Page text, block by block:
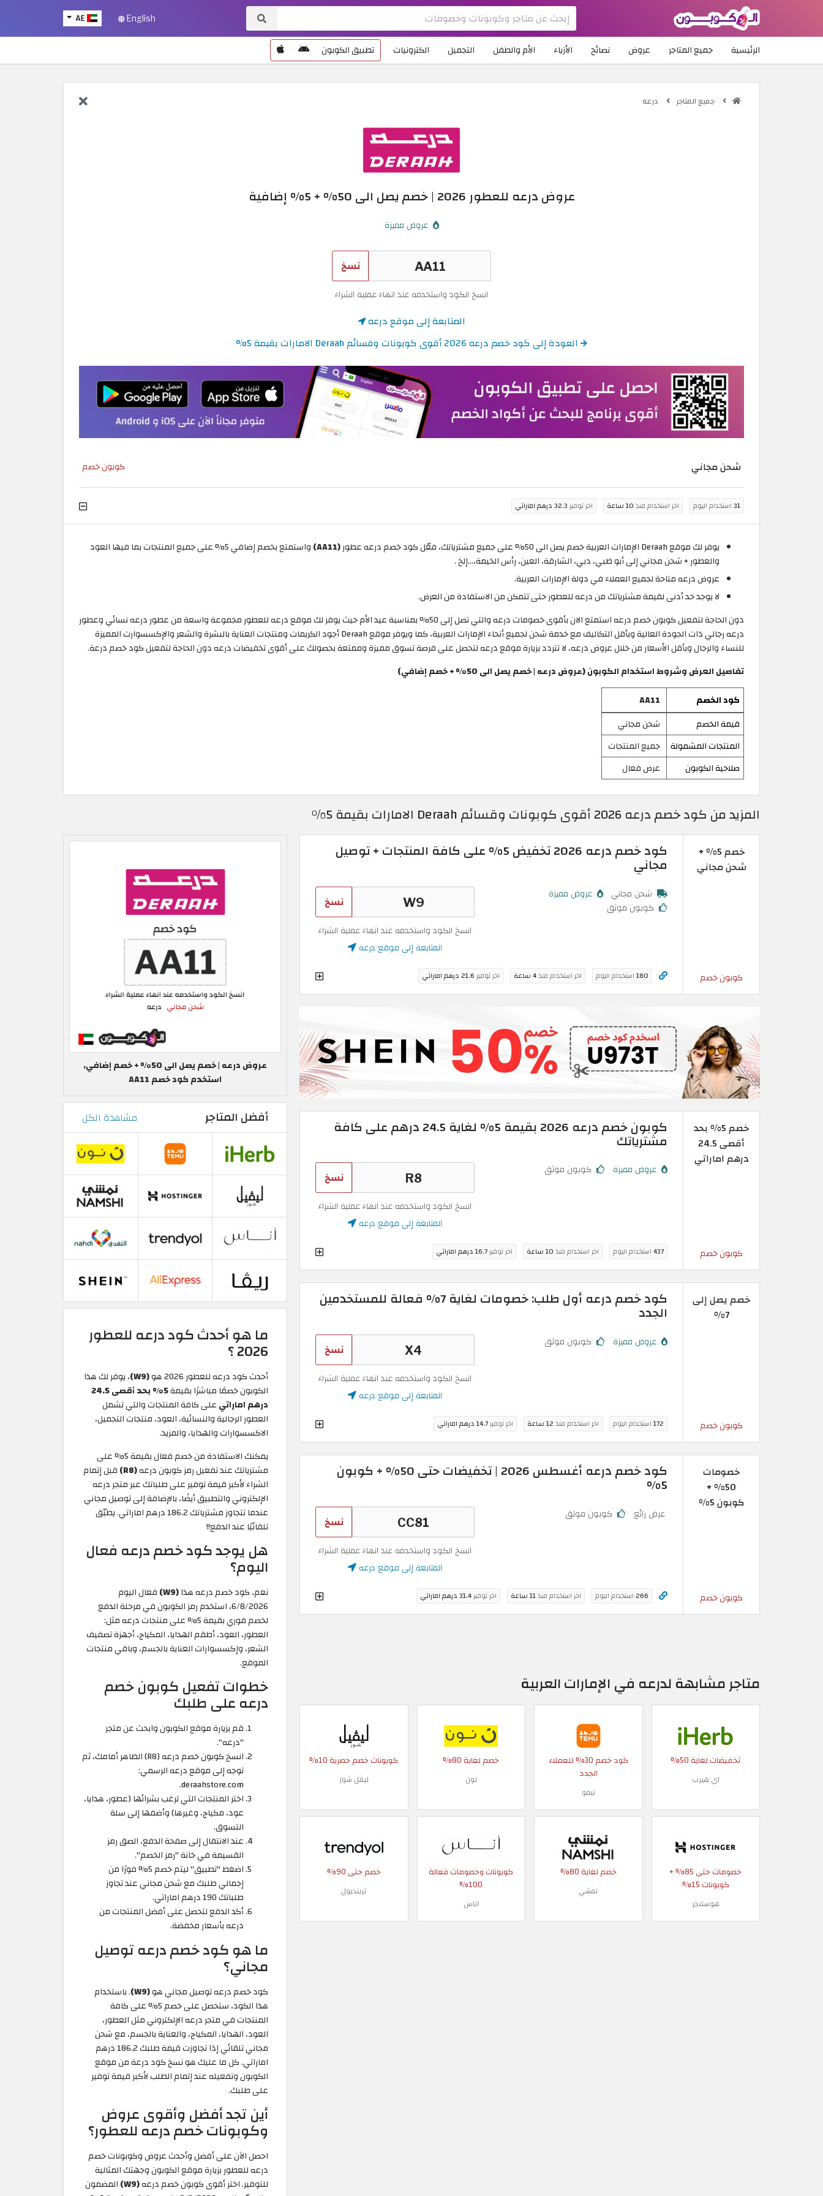
AE English
الرئيسية جميع المتاجر عروض نصائح الأزياء الأم والطفل التجميل الكترونيات تطبيق الكوبون
جميع المتاجر درعه
عروض درعه للعطور 2026 | خصم يصل الى 50% + 5% إضافية
عروض مميزة
نسخ
انسخ الكود واستخدمه عند انهاء عملية الشراء
المتابعة إلى موقع درعه
العودة إلى كود خصم درعه 2026 أقوى كوبونات وقسائم Deraah الامارات بقيمة 5%
شحن مجاني كوبون خصم
31استخدام اليوم اخر استخدام منذ10 ساعة اخر توفير32.3 درهم اماراتي
يوفر لك موقع Deraah الإمارات العربية خصم يصل الى 50% على جميع مشترياتك، فعّل كود خصم درعه عطور (AA11)
واستمتع بخصم إضافي 5% على جميع المنتجات بما فيها العود
والعطور + شحن مجاني إلى أبو ظبي، دبي، الشارقة، العين، رأس الخيمة،…إلخ .
عروض درعه متاحة لجميع العملاء في دولة الإمارات العربية.
لا يوجد حد أدنى لقيمة مشترياتك من درعه للعطور حتى تتمكن من الاستفادة من العرض.
دون الحاجة لتفعيل كوبون خصم درعه استمتع الان بأقوى خصومات درعه والتي تصل إلى 50% بمناسبة عيد الأم حيث يوفر لك موقع درعه للعطور مجموعة واسعة من عطور درعه نسائي وعطور
درعه رجالي ذات الجودة العالية وبأقل التكاليف مع خدمة شحن لجميع أنحاء الإمارات العربية، كما ويوفر موقع Deraah أجود الكريمات ومنتجات العناية بالبشرة والشعر والإكسسوارت المميزة
للنساء والرجال وبأقل الأسعار من خلال عروض درعه، لا تتردد بزيارة موقع درعه لتحصل على فرصة تسوق مميزة وممتعة بحصولك على أقوى تخفيضات درعه دون الحاجة لتفعيل كود خصم درعة.
تفاصيل العرض وشروط استخدام الكوبون (عروض درعه | خصم يصل الى 50% + خصم إضافي)
كود الخصم
AA11
قيمة الخصم
شحن مجاني
المنتجات المشمولة
جميع المنتجات
صلاحية الكوبون
عرض فعال
المزيد من كود خصم درعه 2026 أقوى كوبونات وقسائم Deraah الامارات بقيمة 5%
خصم 5% +
شحن مجاني
كوبون خصم
كود خصم درعه 2026 تخفيض 5% على كافة المنتجات + توصيل
مجاني
شحن مجاني
عروض مميزة
كوبون موثق
نسخ
انسخ الكود واستخدمه عند انهاء عملية الشراء
المتابعة إلى موقع درعه
180استخدام اليوم اخر استخدام منذ4 ساعة اخر توفير21.6 درهم اماراتي
خصم 5% بحد
أقصى 24.5
درهم اماراتي
كوبون خصم
كوبون خصم درعه 2026 بقيمة 5% لغاية 24.5 درهم على كافة
مشترياتك
عروض مميزة كوبون موثق نسخ
انسخ الكود واستخدمه عند انهاء عملية الشراء
المتابعة إلى موقع درعه
437استخدام اليوم اخر استخدام منذ10 ساعة اخر توفير16.7 درهم اماراتي
خصم يصل إلى
7%
كوبون خصم
كود خصم درعه أول طلب: خصومات لغاية 7% فعالة للمستخدمين
الجدد
عروض مميزة كوبون موثق نسخ
انسخ الكود واستخدمه عند انهاء عملية الشراء
المتابعة إلى موقع درعه
172استخدام اليوم اخر استخدام منذ12 ساعة اخر توفير14.7 درهم اماراتي
خصومات
50% +
كوبون 5%
كوبون خصم
كود خصم درعه أغسطس 2026 | تخفيضات حتى 50% + كوبون
5%
عرض رائع كوبون موثق نسخ
انسخ الكود واستخدمه عند انهاء عملية الشراء
المتابعة إلى موقع درعه
266استخدام اليوم اخر استخدام منذ11 ساعة اخر توفير31.4 درهم اماراتي
متاجر مشابهة لدرعه في الإمارات العربية
تخفيضات لغاية 50%
اي هيرب
كود خصم 30% للعملاء
الجدد
تيمو
خصم لغاية 80%
نون
كوبونات خصم حصرية 10%
ليفل شوز
خصومات حتى 85% +
كوبونات 15%
هوستنجر
خصم لغاية 80%
نمشي
كوبونات وخصومات فعالة
100%
اناس
خصم حتى 90%
ترينديول
عروض درعه | خصم يصل الى 50% + خصم إضافي,
استخدم كود خصم AA11
أفضل المتاجر مشاهدة الكل
ما هو أحدث كود درعه للعطور
2026 ؟
أحدث كود درعه للعطور 2026 هو (W9)
، يوفر لك هذا
الكوبون خصمًا مباشرًا بقيمة
5% بحد أقصى 24.5
درهم اماراتي على كافة المنتجات والتي تشمل
العطور الرجالية والنسائية، العود، منتجات التجميل،
الاكسسوارات والهدايا، والمزيد.
يمكنك الاستفادة من خصم فعال بقيمة 5% على
مشترياتك عند تفعيل رمز كوبون درعه(R8)
قبل إتمام
الشراء لأكبر قيمة توفير على طلباتك عبر متجر درعه
الإلكتروني والتطبيق أيضًا، بالإضافة إلى توصيل مجاني
عندما تتجاوز مشترياتك 186.2 درهم اماراتي. يطبّق
تلقائيًا عند الدفع!!
هل يوجد كود خصم درعه فعال
اليوم؟
نعم، كود خصم درعه هذا(W9)
فعال اليوم
6/8/2026، استخدم رمز الكوبون في مرحلة الدفع
لخصم فوري بقيمة 5% على منتجات درعه مثل:
العطور، العود، أطقم الهدايا، المكياج، أجهزة تصفيف
الشعر، وإكسسوارات العناية بالجسم، وباقي منتجات
الموقع.
خطوات تفعيل كوبون خصم
درعه على طلبك
قم بزيارة موقع الكوبون وابحث عن متجر
"درعه".
انسخ كوبون خصم درعه (R8) الظاهر أمامك، ثم
توجه إلى موقع درعه الرسمي:
deraahstore.com.
اختر المنتجات التي ترغب بشرائها (عطور، هدايا،
عود، مكياج، وغيرها) وأضفها إلى سلة
التسوق.
عند الانتقال إلى صفحة الدفع، الصق رمز
القسيمة في خانة "رمز الخصم".
اضغط "تطبيق" ليتم خصم 5% فورًا من
إجمالي طلبك مع شحن مجاني عند تجاوز
طلباتك 190 درهم اماراتي.
أكد الدفع لتحصل على أفضل المنتجات من
درعه بأسعار مخفضة.
ما هو كود خصم درعه توصيل
مجاني؟
كود خصم درعه توصيل مجاني هو(W9)
. باستخدام
هذا الكود، ستحصل على خصم 5% على كافة
المنتجات في متجر درعه الإلكتروني مثل العطور،
العود، الهدايا، المكياج، والعناية بالجسم، مع شحن
مجاني تلقائي إذا تجاوزت قيمة طلبك 186.2 درهم
اماراتي. كل ما عليك هو نسخ كود درعة من موقع
الكوبون وتفعيله عند إتمام الطلب لأكبر قيمة توفير
على طلبك.
أين تجد أفضل وأقوى عروض
وكوبونات خصم درعه للعطور؟
احصل الآن على أفضل وأحدث عروض وكوبونات خصم
درعه للعطور بزيارة موقع الكوبون وجهتك المثالية
للتوفير. اختر أقوى كوبون خصم درعه(W9)
المضمون